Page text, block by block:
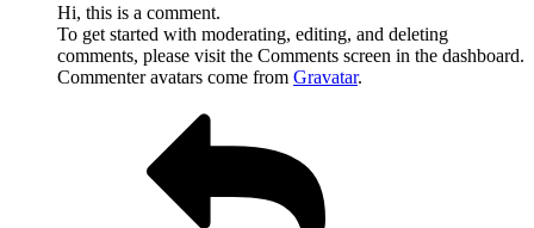
Hi, this is a comment.
To get started with moderating, editing, and deleting
comments, please visit the Comments screen in the dashboard.
Commenter avatars come from Gravatar.